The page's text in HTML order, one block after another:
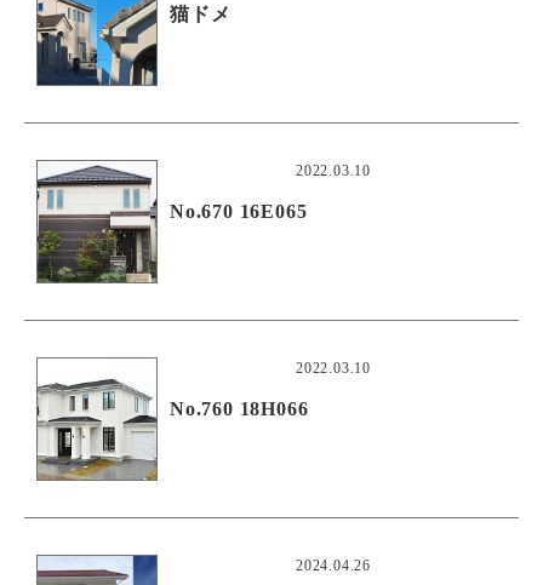
猫ドメ
2022.03.10
No.670 16E065
2022.03.10
No.760 18H066
2024.04.26